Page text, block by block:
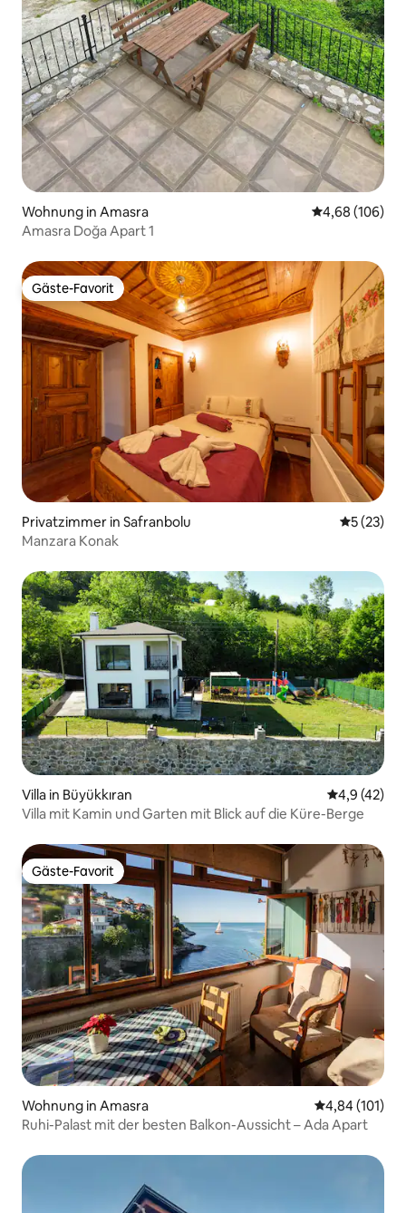
Wohnung in Amasra
4,68 (106)
Amasra Doğa Apart 1
Gäste-Favorit
Gäste-Favorit
Privatzimmer in Safranbolu
5 (23)
Manzara Konak
Villa in Büyükkıran
4,9 (42)
Villa mit Kamin und Garten mit Blick auf die Küre-Berge
Gäste-Favorit
Gäste-Favorit
Wohnung in Amasra
4,84 (101)
Ruhi-Palast mit der besten Balkon-Aussicht – Ada Apart